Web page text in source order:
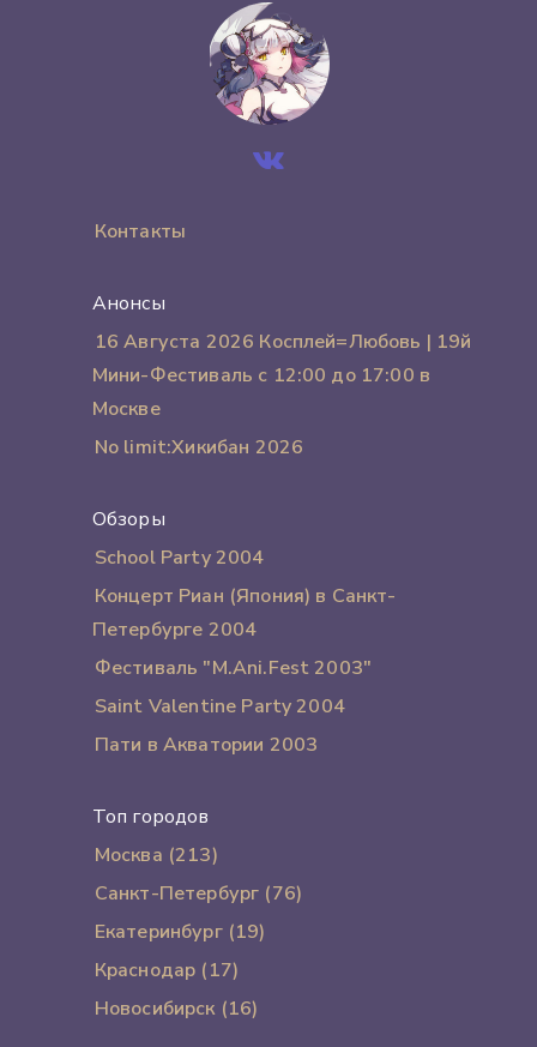
Контакты
Анонсы
16 Августа 2026 Косплей=Любовь | 19й
Мини-Фестиваль с 12:00 до 17:00 в
Москве
No limit:Хикибан 2026
Обзоры
School Party 2004
Концерт Риан (Япония) в Санкт-
Петербурге 2004
Фестиваль "M.Ani.Fest 2003"
Saint Valentine Party 2004
Пати в Акватории 2003
Топ городов
Москва (213)
Санкт-Петербург (76)
Екатеринбург (19)
Краснодар (17)
Новосибирск (16)